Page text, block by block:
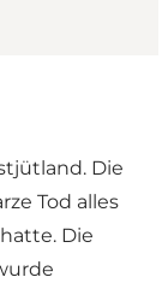
Die
Tod alles
Die